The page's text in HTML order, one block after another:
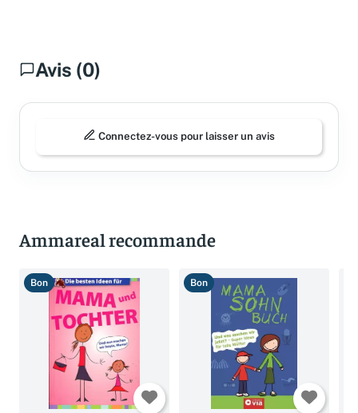
Avis (0)
Connectez-vous pour laisser un avis
Ammareal recommande
Bon Bon